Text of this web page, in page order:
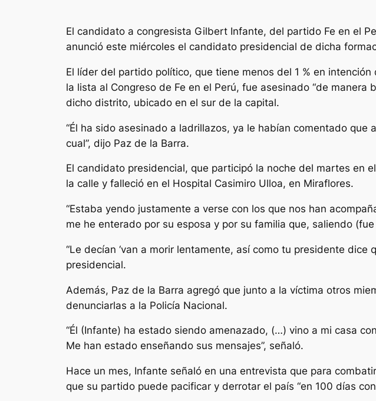
El candidato a congresista Gilbert Infante, del partido Fe en el
anunció este miércoles el candidato presidencial de dicha
El líder del partido político, que tiene menos del 1 % en
la lista al Congreso de Fe en el Perú, fue asesinado “de
dicho distrito, ubicado en el sur de la capital.
“Él ha sido asesinado a ladrillazos, ya le habían comentado
cual”, dijo Paz de la Barra.
El candidato presidencial, que participó la noche del martes en
la calle y falleció en el Hospital Casimiro Ulloa, en Miraflores.
“Estaba yendo justamente a verse con los que nos han
me he enterado por su esposa y por su familia que, saliendo
“Le decían ‘van a morir lentamente, así como tu presidente
presidencial.
Además, Paz de la Barra agregó que junto a la víctima otros
denunciarlas a la Policía Nacional.
“Él (Infante) ha estado siendo amenazado, (…) vino a mi casa
Me han estado enseñando sus mensajes”, señaló.
Hace un mes, Infante señaló en una entrevista que para
que su partido puede pacificar y derrotar el país “en 100 días